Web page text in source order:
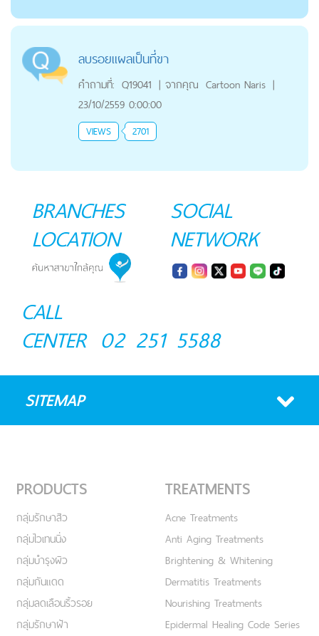
ลบรอยแผลเป็นที่ขา
คำถามที่: Q19041 | จากคุณ Cartoon Naris |
23/10/2559 0:00:00
VIEWS 2701
BRANCHES
LOCATION
SOCIAL
NETWORK
CALL
CENTER 02 251 5588
SITEMAP
PRODUCTS
กลุ่มรักษาสิว
กลุ่มไวเทนนิ่ง
กลุ่มบำรุงผิว
กลุ่มกันแดด
กลุ่มลดเลือนริ้วรอย
กลุ่มรักษาฝ้า
TREATMENTS
Acne Treatments
Anti Aging Treatments
Brightening & Whitening
Dermatitis Treatments
Nourishing Treatments
Epidermal Healing Code Series